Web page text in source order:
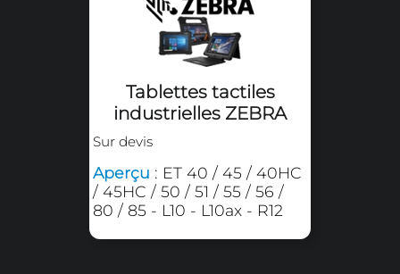
Tablettes tactiles
industrielles